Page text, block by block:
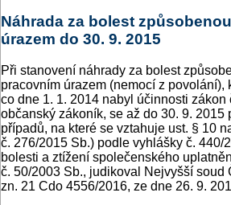
Náhrada za bolest
úrazem do 30. 9. 2015
Při stanovení náhrady za bolest
pracovním úrazem (nemocí z povolání),
co dne 1. 1. 2014 nabyl účinnosti zákon
občanský zákoník, se až do 30. 9. 2015
případů, na které se vztahuje ust. § 10
č. 276/2015 Sb.) podle vyhlášky č. 440/
bolesti a ztížení společenského
č. 50/2003 Sb., judikoval Nejvyšší soud
zn. 21 Cdo 4556/2016, ze dne 26. 9.